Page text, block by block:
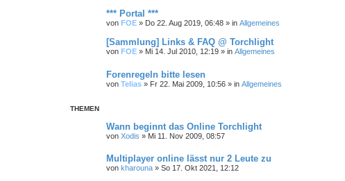
*** Portal ***
von FOE » Do 22. Aug 2019, 06:48 » in Allgemeines
[Sammlung] Links & FAQ @ Torchlight
von FOE » Mi 14. Jul 2010, 12:19 » in Allgemeines
Forenregeln bitte lesen
von Telias » Fr 22. Mai 2009, 10:56 » in Allgemeines
THEMEN
Wann beginnt das Online Torchlight
von Xodis » Mi 11. Nov 2009, 08:57
Multiplayer online lässt nur 2 Leute zu
von kharouna » So 17. Okt 2021, 12:12